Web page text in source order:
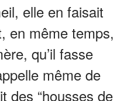
elle en faisait
en même temps,
qu’il fasse
même de
des “housses de